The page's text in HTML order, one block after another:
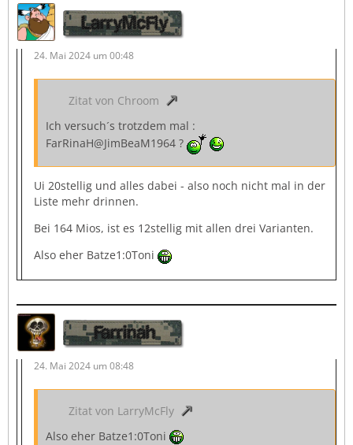
LarryMcFly
24. Mai 2024 um 00:48
Zitat von Chroom
Ich versuch´s trotzdem mal :
FarRinaH@JimBeaM1964 ?
Ui 20stellig und alles dabei - also noch nicht mal in der
Liste mehr drinnen.
Bei 164 Mios, ist es 12stellig mit allen drei Varianten.
Also eher Batze1:0Toni
Farrinah
24. Mai 2024 um 08:48
Zitat von LarryMcFly
Also eher Batze1:0Toni